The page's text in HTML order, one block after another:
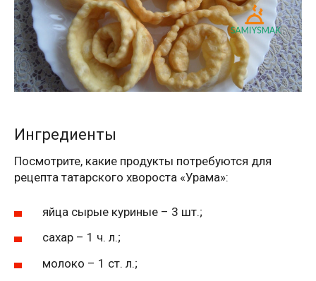
Ингредиенты
Посмотрите, какие продукты потребуются для
рецепта татарского хвороста «Урама»:
яйца сырые куриные – 3 шт.;
сахар – 1 ч. л.;
молоко – 1 ст. л.;